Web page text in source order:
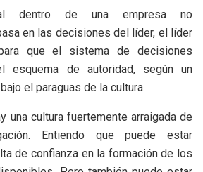
dentro de una empresa no
en las decisiones del líder, el líder
que el sistema de decisiones
esquema de autoridad, según un
el paraguas de la cultura.
una cultura fuertemente arraigada de
Entiendo que puede estar
de confianza en la formación de los